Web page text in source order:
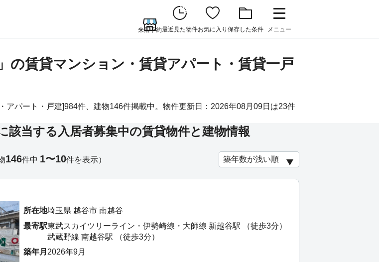
来店予約最近見た物件お気に入り 保存した条件 メニュー
の賃貸マンション・賃貸アパート・賃貸一戸
アパート・戸建]984件、建物146件掲載中。物件更新日：2026年08月09日は23件
当する入居者募集中の賃貸物件と建物情報
所在地埼玉県 越谷市 南越谷
最寄駅東武スカイツリーライン・伊勢崎線・大師線 新越谷駅 （徒歩3分）
武蔵野線 南越谷駅 （徒歩3分）
築年月 2026年9月
146件中 1〜10件を表示）